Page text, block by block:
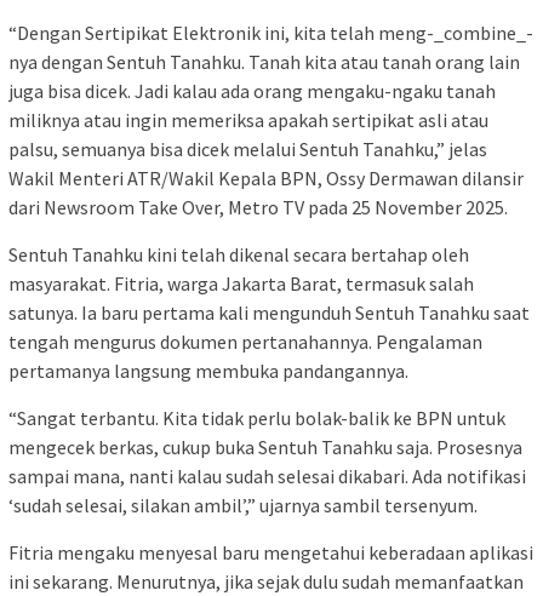
“Dengan Sertipikat Elektronik ini, kita telah meng-_combine_-
nya dengan Sentuh Tanahku. Tanah kita atau tanah orang lain
juga bisa dicek. Jadi kalau ada orang mengaku-ngaku tanah
miliknya atau ingin memeriksa apakah sertipikat asli atau
palsu, semuanya bisa dicek melalui Sentuh Tanahku,” jelas
Wakil Menteri ATR/Wakil Kepala BPN, Ossy Dermawan dilansir
dari Newsroom Take Over, Metro TV pada 25 November 2025.
Sentuh Tanahku kini telah dikenal secara bertahap oleh
masyarakat. Fitria, warga Jakarta Barat, termasuk salah
satunya. Ia baru pertama kali mengunduh Sentuh Tanahku saat
tengah mengurus dokumen pertanahannya. Pengalaman
pertamanya langsung membuka pandangannya.
“Sangat terbantu. Kita tidak perlu bolak-balik ke BPN untuk
mengecek berkas, cukup buka Sentuh Tanahku saja. Prosesnya
sampai mana, nanti kalau sudah selesai dikabari. Ada notifikasi
‘sudah selesai, silakan ambil’,” ujarnya sambil tersenyum.
Fitria mengaku menyesal baru mengetahui keberadaan aplikasi
ini sekarang. Menurutnya, jika sejak dulu sudah memanfaatkan